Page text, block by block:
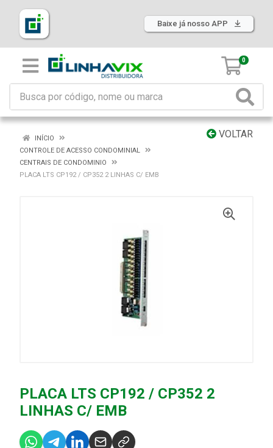
Baixe já nosso APP
0
VOLTAR
INÍCIO
CONTROLE DE ACESSO CONDOMINIAL
CENTRAIS DE CONDOMINIO
PLACA LTS CP192 / CP352 2 LINHAS C/ EMB
PLACA LTS CP192 / CP352 2
LINHAS C/ EMB